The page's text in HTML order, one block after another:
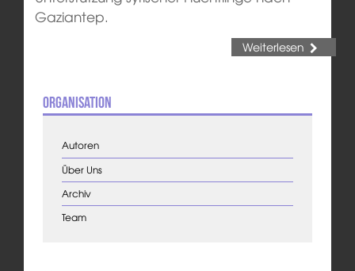
Gaziantep.
Weiterlesen
Organisation
Autoren
Über Uns
Archiv
Team